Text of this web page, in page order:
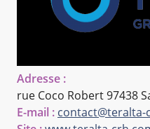
Adresse :
rue Coco Robert97438
E-mail : contact@teralta-